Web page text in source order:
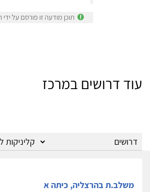
תוכן מודעה זו פורסם על
עוד דרושים במרכז
משלב.ת בהרצליה, כיתה א